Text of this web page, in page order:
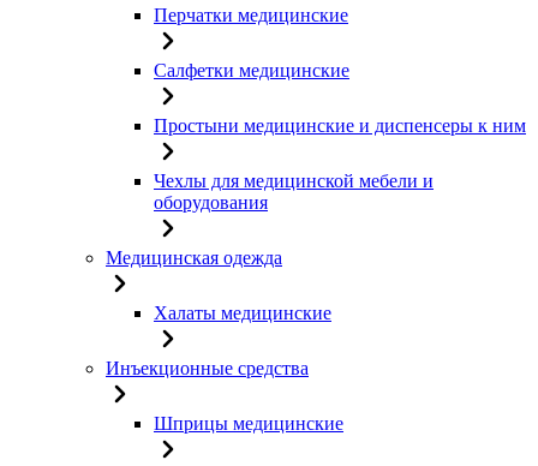
Перчатки медицинские
Салфетки медицинские
Простыни медицинские и диспенсеры к ним
Чехлы для медицинской мебели и
оборудования
Медицинская одежда
Халаты медицинские
Инъекционные средства
Шприцы медицинские